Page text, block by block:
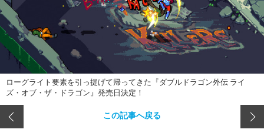
ローグライト要素を引っ提げて帰ってきた『ダブルドラゴン外伝 ライ
ズ・オブ・ザ・ドラゴン』発売日決定！
この記事へ戻る